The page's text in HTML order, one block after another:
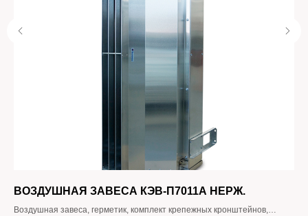
ВОЗДУШНАЯ ЗАВЕСА КЭВ-П7011A НЕРЖ.
Воздушная завеса, герметик, комплект крепежных кронштейнов,